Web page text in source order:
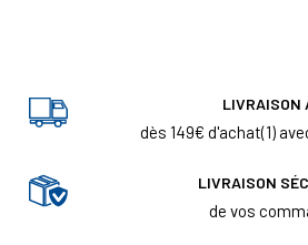
LIVRAISON
dès 149€ d'achat(1)
LIVRAISON
de vos